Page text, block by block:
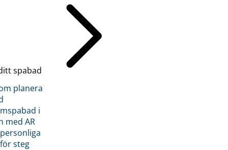
spabad
planera
i
med AR
steg